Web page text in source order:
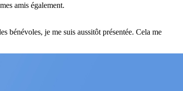
amis également.
bénévoles, je me suis aussitôt présentée. Cela me